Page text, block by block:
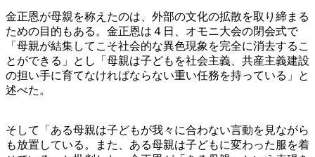
金正恩が母親を称えたのは、外部の文化の拡散を取り締まる
ための目的もある。金正恩は４日、オモニ大会の閉会式で
「母親が結集してこそ社会的な異色現象を完全に消去するこ
とができる」とし「母親は子どもを社会主義、共産主義建設
の担い手に育てなければならない重い任務を持っている」と
述べた。
そして「ある母親は子どもが我々に合わない言動を見ながら
も放置している。また、ある母親は子どもに変わった服を着